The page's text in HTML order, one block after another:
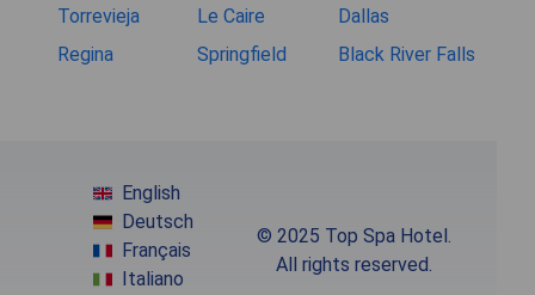
Torrevieja Le Caire
Dallas
Regina
Springfield Black River Falls
English
Deutsch
Français
Italiano
© 2025 Top Spa Hotel.
All rights reserved.